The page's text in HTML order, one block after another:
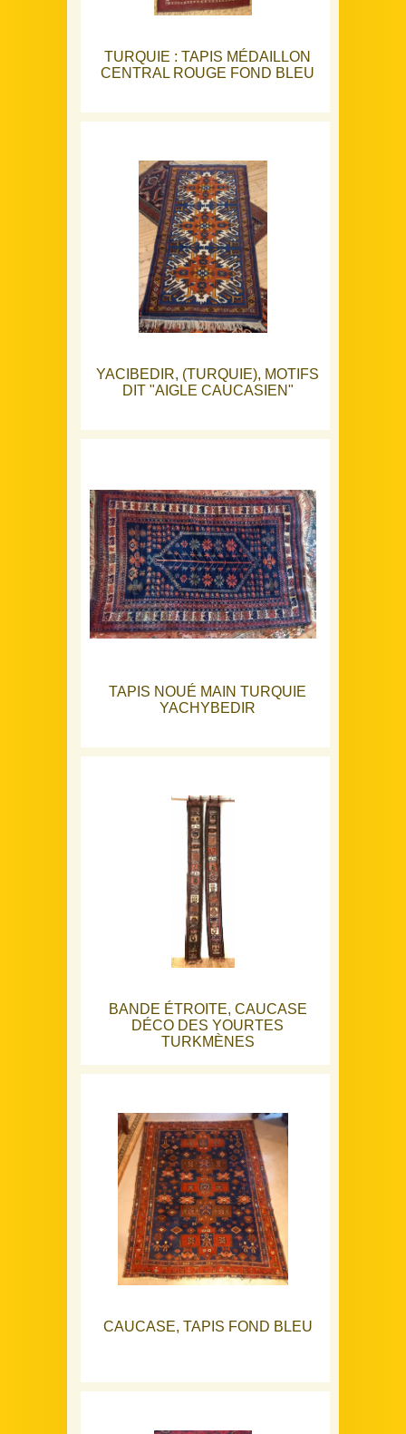
TURQUIE : TAPIS MÉDAILLON
CENTRAL ROUGE FOND BLEU
YACIBEDIR, (TURQUIE), MOTIFS
DIT "AIGLE CAUCASIEN"
TAPIS NOUÉ MAIN TURQUIE
YACHYBEDIR
BANDE ÉTROITE, CAUCASE
DÉCO DES YOURTES
TURKMÈNES
CAUCASE, TAPIS FOND BLEU